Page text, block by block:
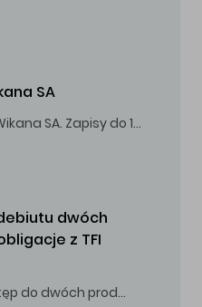
SA
Trwa skup akcji spółki Wikana SA. Zapisy do 14.08.2026 r. do godz. 16.00.
dwóch
z TFI
Inwestorzy zyskali dostęp do dwóch produktów umożliwiających inwestowanie w obligacje skarbowe.